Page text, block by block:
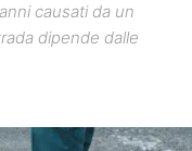
causati da un
dipende dalle